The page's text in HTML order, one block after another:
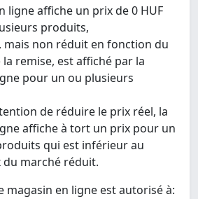
ligne affiche un prix de 0 HUF
produits,
mais non réduit en fonction du
remise, est affiché par la
pour un ou plusieurs
de réduire le prix réel, la
affiche à tort un prix pour un
qui est inférieur au
du marché réduit.
magasin en ligne est autorisé à: